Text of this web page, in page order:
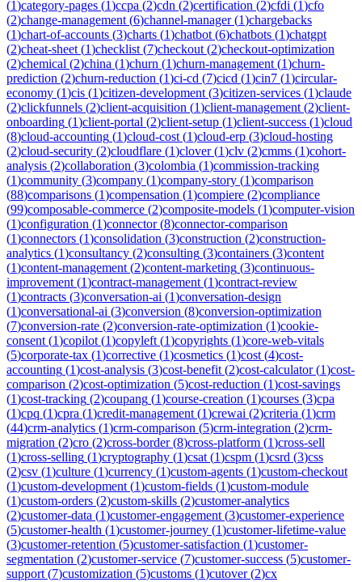
(1)category-pages (1)ccpa (2)cdn (2)certification (2)cfdi (1)cfo
(2)change-management (6)channel-manager(1)chargebacks
(1)chart-of-accounts (3)charts (1)chatbot (6)chatbots (1)chatgpt
(2)cheat-sheet (1)checklist (7)checkout (2)checkout-optimization
(2)chemical (2)china (1)churn (1)churn-management (1)churn-
prediction (2)churn-reduction (1)ci-cd (7)cicd (1)cin7 (1)circular-
economy (1)cis (1)citizen-development (3)citizen-services (1)claude
(2)clickfunnels (2)client-acquisition (1)client-management (2)client-
onboarding (1)client-portal (2)client-setup (1)client-success (1)cloud
(8)cloud-accounting (1)cloud-cost (1)cloud-erp (3)cloud-hosting
(2)cloud-security (2)cloudflare (1)clover(1)clv (2)cmms (1)cohort-
analysis (2)collaboration (3)colombia (1)commission-tracking
(1)community (3)company (1)company-story (1)comparison
(88)comparisons (1)compensation (1)compiere (2)compliance
(99)composable-commerce (2)composite-models (1)computer-vision
(1)configuration (1)connector(8)connector-comparison
(1)connectors (1)consolidation (3)construction (2)construction-
analytics (1)consultancy (2)consulting (3)containers (3)content
(1)content-management (2)content-marketing (3)continuous-
improvement (1)contract-management (1)contract-review
(1)contracts (3)conversation-ai (1)conversation-design
(1)conversational-ai (3)conversion (8)conversion-optimization
(7)conversion-rate (2)conversion-rate-optimization (1)cookie-
consent (1)copilot (1)copyleft (1)copyrights (1)core-web-vitals
(5)corporate-tax (1)corrective (1)cosmetics (1)cost (4)cost-
accounting (1)cost-analysis (3)cost-benefit (2)cost-calculator(1)cost-
comparison (2)cost-optimization (5)cost-reduction (1)cost-savings
(1)cost-tracking (2)coupang (1)course-creation (1)courses (3)cpa
(1)cpq (1)cpra (1)credit-management (1)crewai (2)criteria (1)crm
(44)crm-analytics (1)crm-comparison (5)crm-integration (2)crm-
migration (2)cro (2)cross-border(8)cross-platform (1)cross-sell
(1)cross-selling (1)cryptography (1)csat (1)cspm (1)csrd (3)css
(2)csv (1)culture (1)currency (1)custom-agents (1)custom-checkout
(1)custom-development (1)custom-fields (1)custom-module
(1)custom-orders (2)custom-skills (2)customer-analytics
(2)customer-data (1)customer-engagement (3)customer-experience
(5)customer-health (1)customer-journey (1)customer-lifetime-value
(3)customer-retention (5)customer-satisfaction (1)customer-
segmentation (2)customer-service (7)customer-success (5)customer-
support (7)customization (5)customs (1)cutover(2)cx